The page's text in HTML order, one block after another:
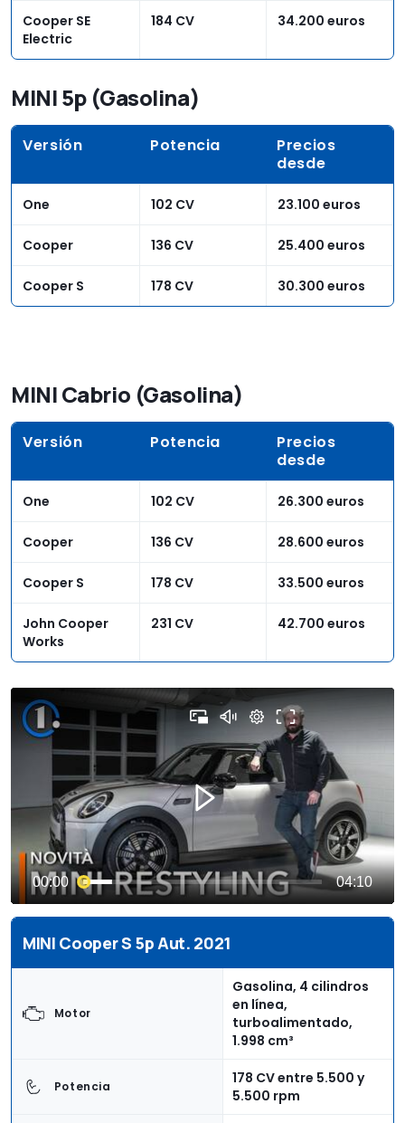
Cooper SE
Electric
184 CV 34.200 euros
MINI 5p (Gasolina)
Versión Potencia
Precios
desde
One 102 CV 23.100 euros
Cooper 136 CV 25.400 euros
Cooper S 178 CV 30.300 euros
MINI Cabrio (Gasolina)
Versión Potencia
Precios
desde
One 102 CV 26.300 euros
Cooper 136 CV 28.600 euros
Cooper S 178 CV 33.500 euros
John Cooper
Works
231 CV 42.700 euros
MINI Cooper S 5p Aut. 2021
Motor
Gasolina, 4 cilindros
en línea,
turboalimentado,
1.998 cm³
Potencia
178 CV entre 5.500 y
5.500 rpm